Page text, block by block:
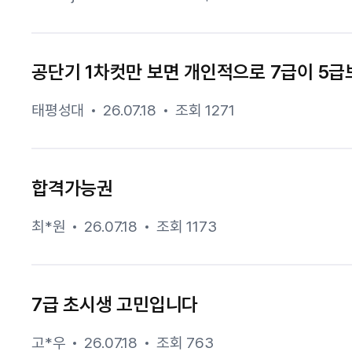
공단기 1차컷만 보면 개인적으로 7급이 5급
태평성대 26.07.18 조회 1271
합격가능권
최*원 26.07.18 조회 1173
7급 초시생 고민입니다
고*우 26.07.18 조회 763